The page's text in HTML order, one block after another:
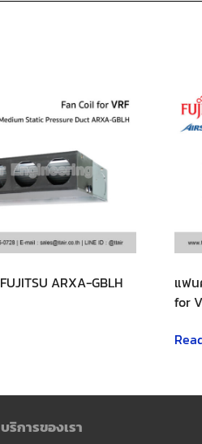
ARXA-GBLH
แฟน
for
บริการของเรา